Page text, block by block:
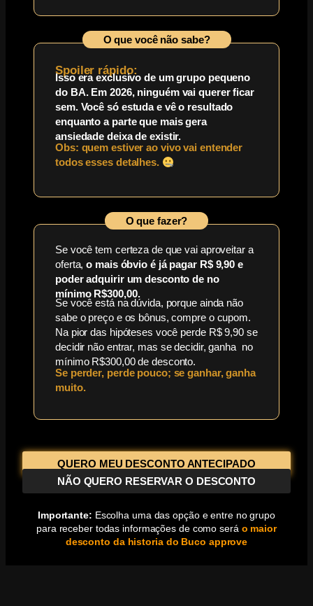
O que você não sabe?
Spoiler rápido:
Isso era exclusivo de um grupo pequeno
do BA. Em 2026, ninguém vai querer ficar
sem. Você só estuda e vê o resultado
enquanto a parte que mais gera
ansiedade deixa de existir.
Obs: quem estiver ao vivo vai entender
todos esses detalhes.
O que fazer?
Se você tem certeza de que vai aproveitar a
oferta, o mais óbvio é já pagar R$ 9,90 e
poder adquirir um desconto de no
mínimo R$300,00.
Se você está na dúvida, porque ainda não
sabe o preço e os bônus, compre o cupom.
Na pior das hipóteses você perde R$ 9,90 se
decidir não entrar, mas se decidir, ganha no
mínimo R$300,00 de desconto.
Se perder, perde pouco; se ganhar, ganha
muito.
QUERO MEU DESCONTO ANTECIPADO
NÃO QUERO RESERVAR O DESCONTO
Importante: Escolha uma das opção e entre no grupo
para receber todas informações de como será o maior
desconto da historia do Buco approve